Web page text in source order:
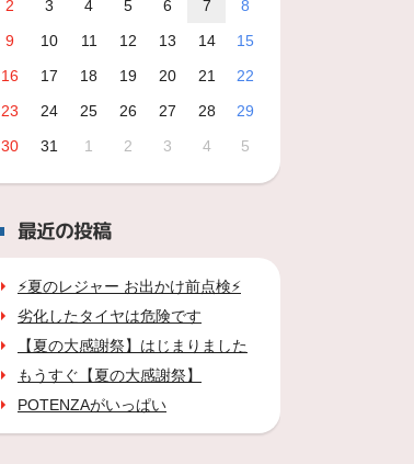
2
3 4 5 6 7
8
9
10 11 12 13 14
15
16
17 18 19 20 21
22
23
24 25 26 27 28
29
30
31 1 2 3 4 5
最近の投稿
⚡夏のレジャー お出かけ前点検⚡
劣化したタイヤは危険です
【夏の大感謝祭】はじまりました
もうすぐ【夏の大感謝祭】
POTENZAがいっぱい